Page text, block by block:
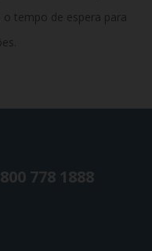
tempo de espera para
778 1888